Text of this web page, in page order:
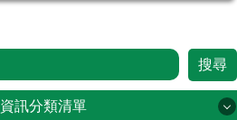
搜尋
資訊分類清單